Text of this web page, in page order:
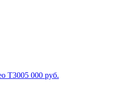
T3005 000 руб.